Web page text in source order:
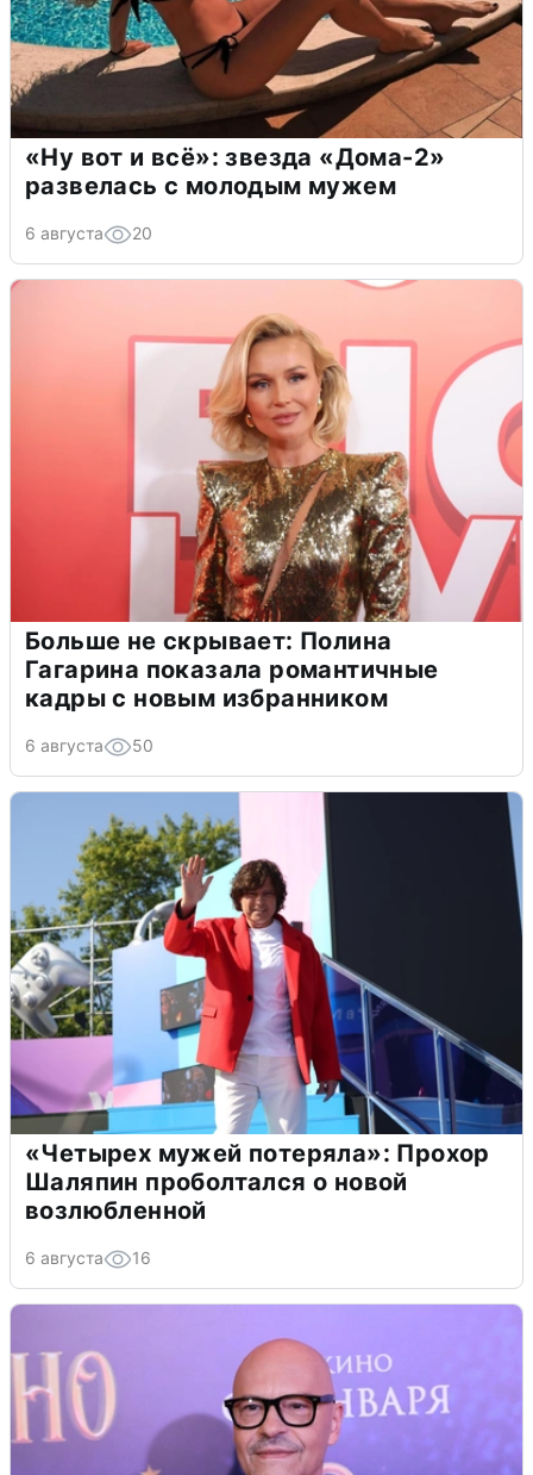
«Ну вот и всё»: звезда «Дома-2»
развелась с молодым мужем
6 августа 20
Больше не скрывает: Полина
Гагарина показала романтичные
кадры с новым избранником
6 августа 50
«Четырех мужей потеряла»: Прохор
Шаляпин проболтался о новой
возлюбленной
6 августа 16